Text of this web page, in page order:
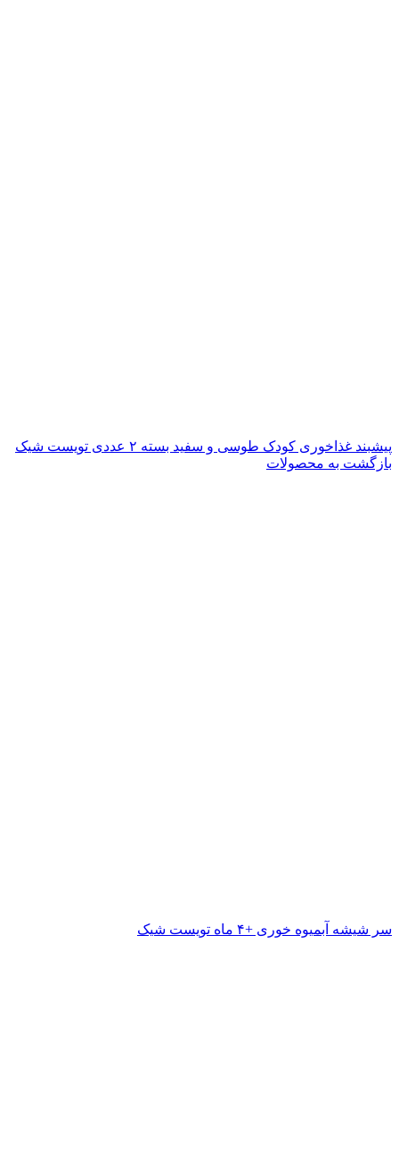
پیشبند غذاخوری کودک طوسی و سفید بسته ۲ عددی تویست شیک
بازگشت به محصولات
سر شیشه آبمیوه خوری +۴ ماه تویست شیک